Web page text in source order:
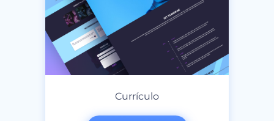
Currículo